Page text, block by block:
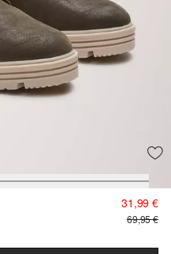
31,99 €
69,95 €